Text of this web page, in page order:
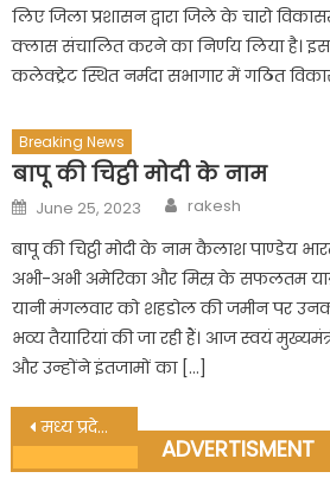
लिए जिला प्रशासन द्वारा जिले के चारो
क्लास संचालित करने का निर्णय लिया है।
कलेक्ट्रेट स्थित नर्मदा सभागार में गठित
Breaking News
बापू की चिट्ठी मोदी के नाम
Posted
on
June 25, 2023 Author
rakesh
बापू की चिट्ठी मोदी के नाम कैलाश पाण्डेय
अभी-अभी अमेरिका और मिस्र के सफलतम
यानी मंगलवार को शहडोल की जमीन पर
भव्य तैयारियां की जा रही हैं। आज स्वयं
और उन्होंने इंतजामों का […]
Post
मध्य प्रदेश विधानसभा अध्यक्ष का अनूपपुर जिले में हुआ आगमन, हुआ स्वागत
ADVERTISMENT